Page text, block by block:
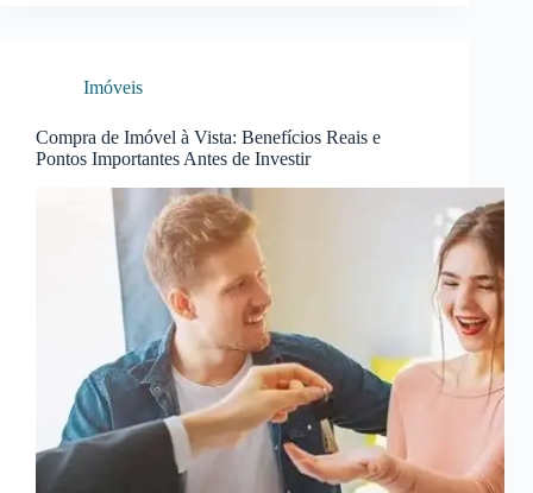
Imóveis
Compra de Imóvel à Vista: Benefícios Reais e
Pontos Importantes Antes de Investir